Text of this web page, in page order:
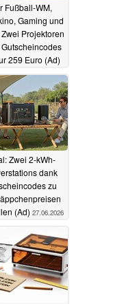
Fußball-WM,
Gaming und
Projektoren
259 Euro (Ad)
30.06.2026
Zwei 2-kWh-
dank
zu
(Ad) 27.06.2026